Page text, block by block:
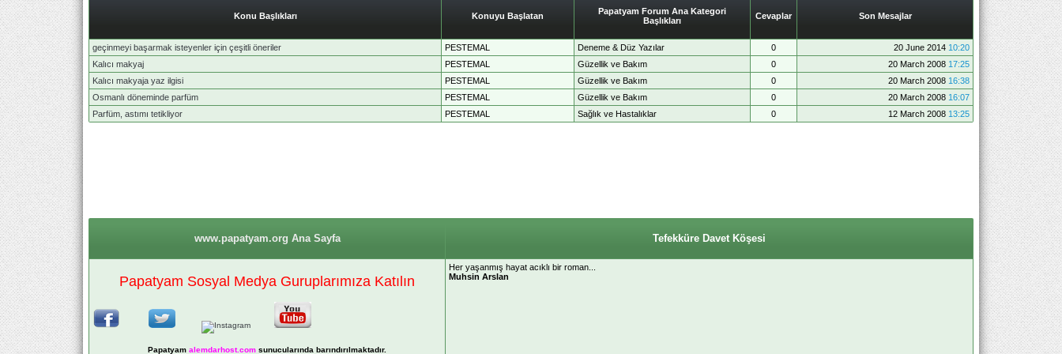
Konu Başlıkları Konuyu Başlatan
Papatyam Forum Ana Kategori
Başlıkları
Cevaplar Son Mesajlar
geçinmeyi başarmak isteyenler için çeşitli öneriler PESTEMAL Deneme & Düz Yazılar 0 20 June 2014 10:20
Kalıcı makyaj
PESTEMAL Güzellik ve Bakım 0 20 March 2008 17:25
Kalıcı makyaja yaz ilgisi
PESTEMAL Güzellik ve Bakım 0 20 March 2008 16:38
Osmanlı döneminde parfüm
PESTEMAL Güzellik ve Bakım 0 20 March 2008 16:07
Parfüm, astımı tetikliyor
PESTEMAL Sağlık ve Hastalıklar 0 12 March 2008 13:25
www.papatyam.org Ana Sayfa Tefekküre Davet Köşesi
Papatyam Sosyal Medya Guruplarımıza Katılın
Papatyam alemdarhost.com sunucularında barındırılmaktadır.
Her yaşanmış hayat acıklı bir roman...
Muhsin Arslan